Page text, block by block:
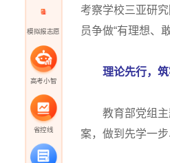
考察学校三亚研
员争做“有理想、
理论先行，
教育部党组主题
案，做到先学一步
模拟报志愿
高考小智
省控线